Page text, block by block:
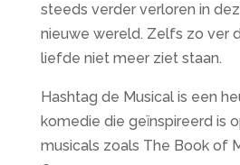
steeds verder verloren in
nieuwe wereld. Zelfs zo ver
liefde niet meer ziet staan.
Hashtag de Musical is een
komedie die geïnspireerd is
musicals zoals The Book of